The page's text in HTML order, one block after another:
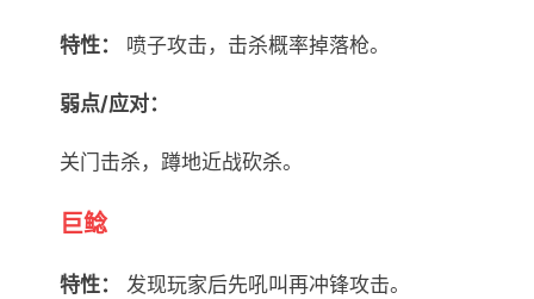
特性： 喷子攻击，击杀概率掉落枪。
弱点/应对：
关门击杀，蹲地近战砍杀。
巨鲶
特性： 发现玩家后先吼叫再冲锋攻击。